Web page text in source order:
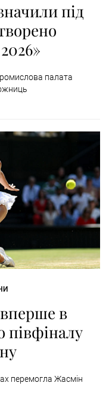
під
палата
в
півфіналу
перемогла Жасмін